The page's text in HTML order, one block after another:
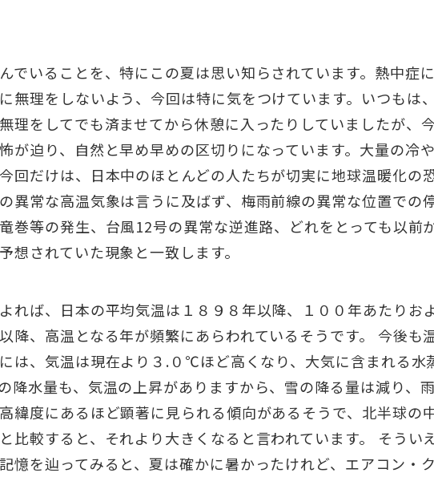
でいることを、特にこの夏は思い知らされています。熱中症
無理をしないよう、今回は特に気をつけています。いつもは
理をしてでも済ませてから休憩に入ったりしていましたが、
が迫り、自然と早め早めの区切りになっています。大量の冷
回だけは、日本中のほとんどの人たちが切実に地球温暖化の
異常な高温気象は言うに及ばず、梅雨前線の異常な位置での
巻等の発生、台風12号の異常な逆進路、どれをとっても以前
想されていた現象と一致します。
れば、日本の平均気温は１８９８年以降、１００年あたり
降、高温となる年が頻繁にあらわれているそうです。 今後
は、気温は現在より３.０℃ほど高くなり、大気に含まれる水
降水量も、気温の上昇がありますから、雪の降る量は減り、
緯度にあるほど顕著に見られる傾向があるそうで、北半球の
比較すると、それより大きくなると言われています。 そう
憶を辿ってみると、夏は確かに暑かったけれど、エアコン・